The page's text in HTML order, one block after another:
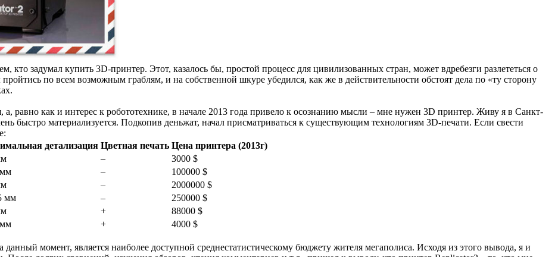
кто задумал купить 3D-принтер. Этот, казалось бы, простой процесс для цивилизованных стран, может вдребезги разлететься о
по всем возможным граблям, и на собственной шкуре убедился, как же в действительности обстоят дела по «ту сторону
равно как и интерес к робототехнике, в начале 2013 года привело к осознанию мысли – мне нужен 3D принтер. Живу я в Санкт-
быстро материализуется. Подкопив деньжат, начал присматриваться к существующим технологиям 3D-печати. Если свести
детализация Цветная печать Цена принтера (2013г)
–
3000 $
–
100000 $
–
2000000 $
мм –
250000 $
+
88000 $
+ 4000 $
момент, является наиболее доступной среднестатистическому бюджету жителя мегаполиса. Исходя из этого вывода, я и